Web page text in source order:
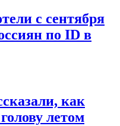
с сентября
по ID в
как
летом